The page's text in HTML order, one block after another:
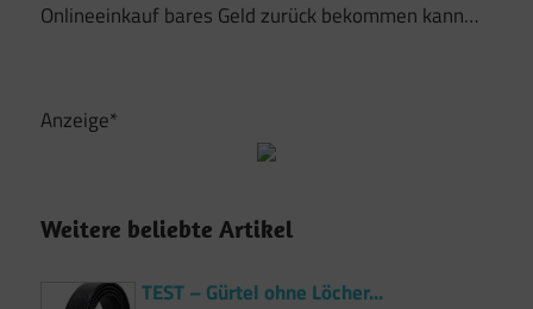
Onlineeinkauf bares Geld zurück bekommen kann…
Anzeige*
Weitere beliebte Artikel
TEST – Gürtel ohne Löcher...